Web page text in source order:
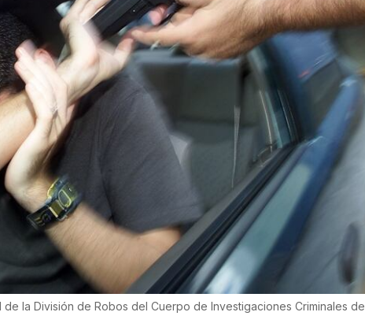
la División de Robos del Cuerpo de Investigaciones Criminales de